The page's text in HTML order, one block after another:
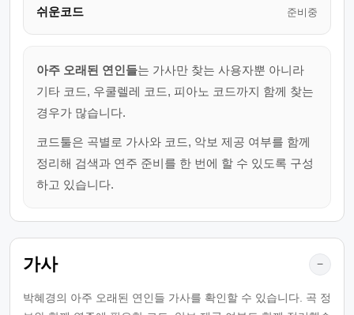
쉬운코드 준비중
아주 오래된 연인들는 가사만 찾는 사용자뿐 아니라
기타 코드, 우쿨렐레 코드, 피아노 코드까지 함께 찾는
경우가 많습니다.
코드툴은 곡별로 가사와 코드, 악보 제공 여부를 함께
정리해 검색과 연주 준비를 한 번에 할 수 있도록 구성
하고 있습니다.
가사 −
박혜경의 아주 오래된 연인들 가사를 확인할 수 있습니다. 곡 정